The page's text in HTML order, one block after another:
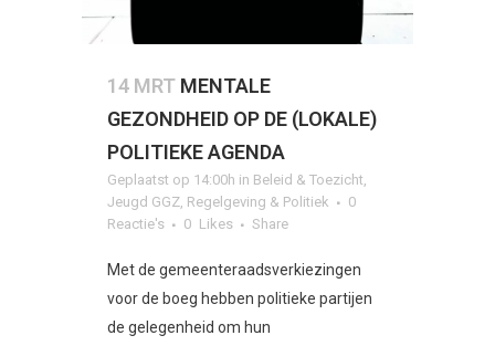
14 MRT MENTALE
GEZONDHEID OP DE (LOKALE)
POLITIEKE AGENDA
Geplaatst op 14:00h in Beleid & Toezicht,
Jeugd GGZ, Regelgeving & Politiek
0
Reactie's
0 Likes Share
Met de gemeenteraadsverkiezingen
voor de boeg hebben politieke partijen
de gelegenheid om hun